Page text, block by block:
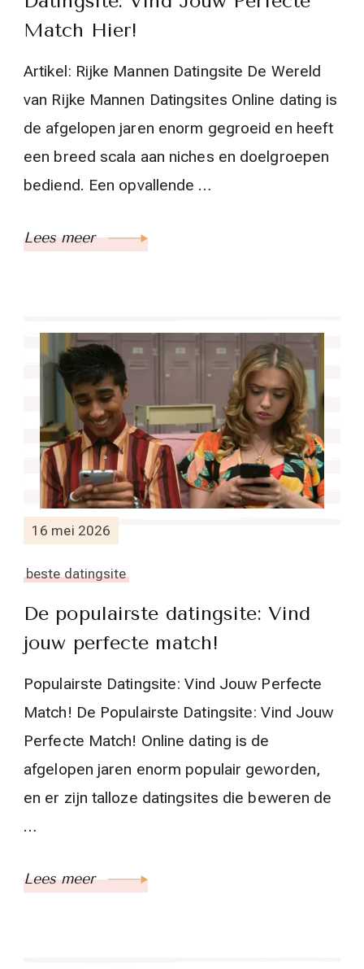
Match Hier!
Artikel: Rijke Mannen Datingsite De Wereld
van Rijke Mannen Datingsites Online dating is
de afgelopen jaren enorm gegroeid en heeft
een breed scala aan niches en doelgroepen
bediend. Een opvallende …
Lees meer
16 mei 2026
beste datingsite
De populairste datingsite: Vind
jouw perfecte match!
Populairste Datingsite: Vind Jouw Perfecte
Match! De Populairste Datingsite: Vind Jouw
Perfecte Match! Online dating is de
afgelopen jaren enorm populair geworden,
en er zijn talloze datingsites die beweren de
…
Lees meer